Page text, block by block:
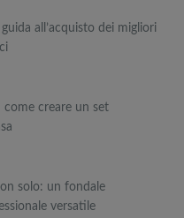
all’acquisto dei migliori
come creare un set
solo: un fondale
versatile